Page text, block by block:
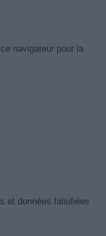
navigateur pour la
et données falsifiées